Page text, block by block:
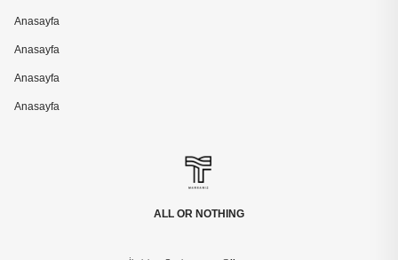
ALL OR NOTHING
Anasayfa
Anasayfa
Anasayfa
Anasayfa